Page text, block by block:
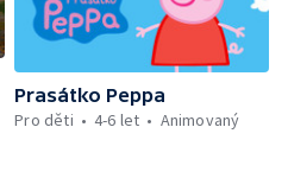
Prasátko Peppa
Pro děti
4-6 let Animovaný